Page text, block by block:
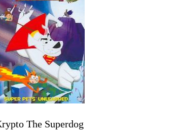
The Superdog